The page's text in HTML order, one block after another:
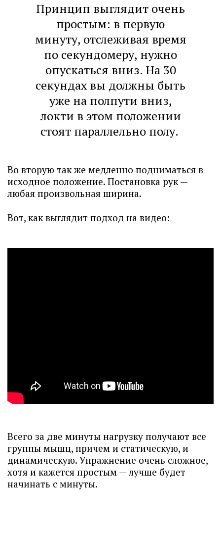
Принцип выглядит очень
простым: в первую
минуту, отслеживая время
по секундомеру, нужно
опускаться вниз. На 30
секундах вы должны быть
уже на полпути вниз,
локти в этом положении
стоят параллельно полу.
Во вторую так же медленно подниматься в
исходное положение. Постановка рук —
любая произвольная ширина.
Вот, как выглядит подход на видео:
Всего за две минуты нагрузку получают все
группы мышц, причем и статическую, и
динамическую. Упражнение очень сложное,
хотя и кажется простым — лучше будет
начинать с минуты.